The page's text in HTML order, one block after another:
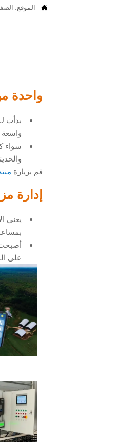
 الموقع:
واحدة
واسعة
سواء
قم بزيارة
إدارة
يعني
أصبحت
على